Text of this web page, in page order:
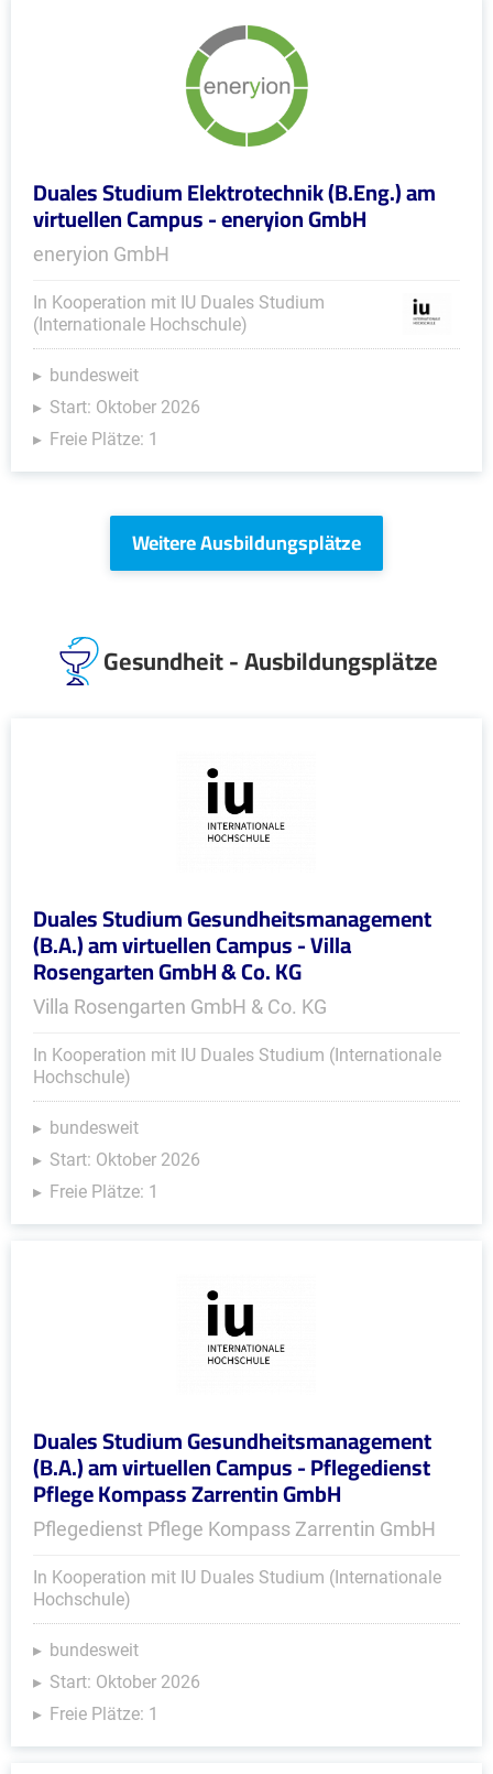
Duales Studium Elektrotechnik (B.Eng.) am
virtuellen Campus - eneryion GmbH
eneryion GmbH
In Kooperation mit IU Duales Studium
(Internationale Hochschule)
bundesweit
Start: Oktober 2026
Freie Plätze: 1
Weitere Ausbildungsplätze
Gesundheit - Ausbildungsplätze
Duales Studium Gesundheitsmanagement
(B.A.) am virtuellen Campus - Villa
Rosengarten GmbH & Co. KG
Villa Rosengarten GmbH & Co. KG
In Kooperation mit IU Duales Studium (Internationale
Hochschule)
bundesweit
Start: Oktober 2026
Freie Plätze: 1
Duales Studium Gesundheitsmanagement
(B.A.) am virtuellen Campus - Pflegedienst
Pflege Kompass Zarrentin GmbH
Pflegedienst Pflege Kompass Zarrentin GmbH
In Kooperation mit IU Duales Studium (Internationale
Hochschule)
bundesweit
Start: Oktober 2026
Freie Plätze: 1